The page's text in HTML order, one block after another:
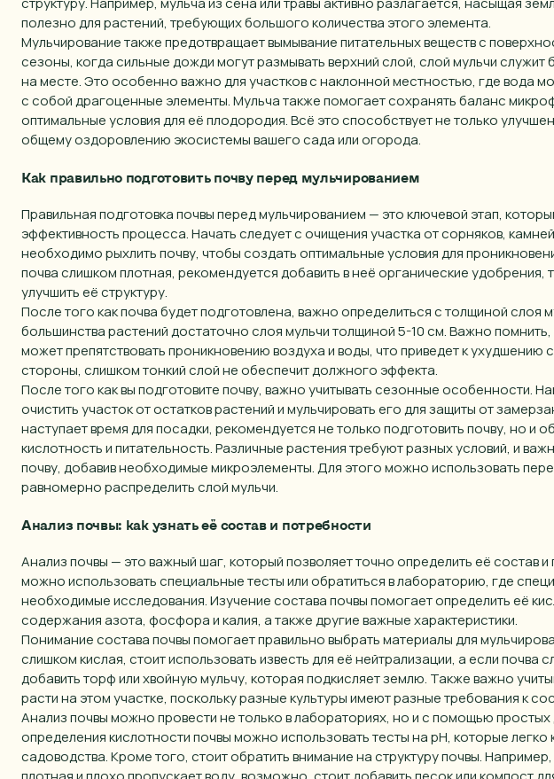
полезно для растений, требующих большого количества этого элемента.
Мульчирование также предотвращает вымывание питательных веществ с
сезоны, когда сильные дожди могут размывать верхний слой, слой мульчи служит
на месте. Это особенно важно для участков с наклонной местностью, где вода
с собой драгоценные элементы. Мульча также помогает сохранять баланс
оптимальные условия для её плодородия. Всё это способствует не только
общему оздоровлению экосистемы вашего сада или огорода.
Как правильно подготовить почву перед мульчированием
Правильная подготовка почвы перед мульчированием — это ключевой этап,
эффективность процесса. Начать следует с очищения участка от сорняков,
необходимо рыхлить почву, чтобы создать оптимальные условия для
почва слишком плотная, рекомендуется добавить в неё органические удобрения,
улучшить её структуру.
После того как почва будет подготовлена, важно определиться с толщиной слоя
большинства растений достаточно слоя мульчи толщиной 5-10 см. Важно
может препятствовать проникновению воздуха и воды, что приведет к ухудшению
стороны, слишком тонкий слой не обеспечит должного эффекта.
После того как вы подготовите почву, важно учитывать сезонные особенности.
очистить участок от остатков растений и мульчировать его для защиты от
наступает время для посадки, рекомендуется не только подготовить почву, но и
кислотность и питательность. Различные растения требуют разных условий, и
почву, добавив необходимые микроэлементы. Для этого можно использовать
равномерно распределить слой мульчи.
Анализ почвы: как узнать её состав и потребности
Анализ почвы — это важный шаг, который позволяет точно определить её состав
можно использовать специальные тесты или обратиться в лабораторию, где
необходимые исследования. Изучение состава почвы помогает определить её
содержания азота, фосфора и калия, а также другие важные характеристики.
Понимание состава почвы помогает правильно выбрать материалы для
слишком кислая, стоит использовать известь для её нейтрализации, а если
добавить торф или хвойную мульчу, которая подкисляет землю. Также важно
расти на этом участке, поскольку разные культуры имеют разные требования к
Анализ почвы можно провести не только в лабораториях, но и с помощью
определения кислотности почвы можно использовать тесты на pH, которые легко
садоводства. Кроме того, стоит обратить внимание на структуру почвы.